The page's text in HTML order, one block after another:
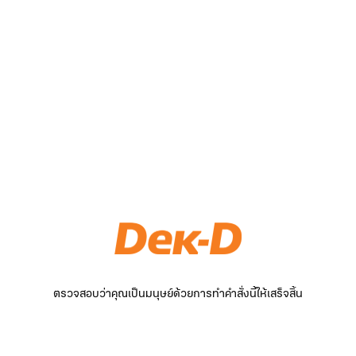
ตรวจสอบว่าคุณเป็นมนุษย์ด้วยการทำคำสั่งนี้ให้เสร็จสิ้น